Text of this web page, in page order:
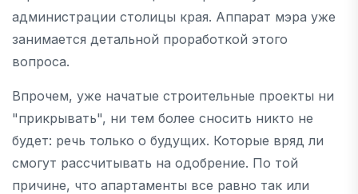
администрации столицы края. Аппарат мэра уже
занимается детальной проработкой этого
вопроса.
Впрочем, уже начатые строительные проекты ни
"прикрывать", ни тем более сносить никто не
будет: речь только о будущих. Которые вряд ли
смогут рассчитывать на одобрение. По той
причине, что апартаменты все равно так или